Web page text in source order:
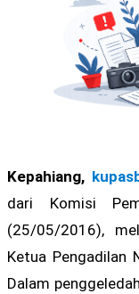
Kepahiang,
dari Komisi
(25/05/2016),
Ketua Pengadilan
Dalam